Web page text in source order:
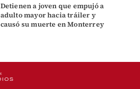
Detienen a joven que empujó a
adulto mayor hacia tráiler y
causó su muerte en Monterrey